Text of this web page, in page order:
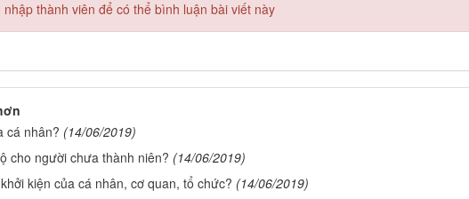
nhập thành viên để có thể bình luận bài viết này
cá nhân? (14/06/2019)
cho người chưa thành niên? (14/06/2019)
kiện của cá nhân, cơ quan, tổ chức? (14/06/2019)